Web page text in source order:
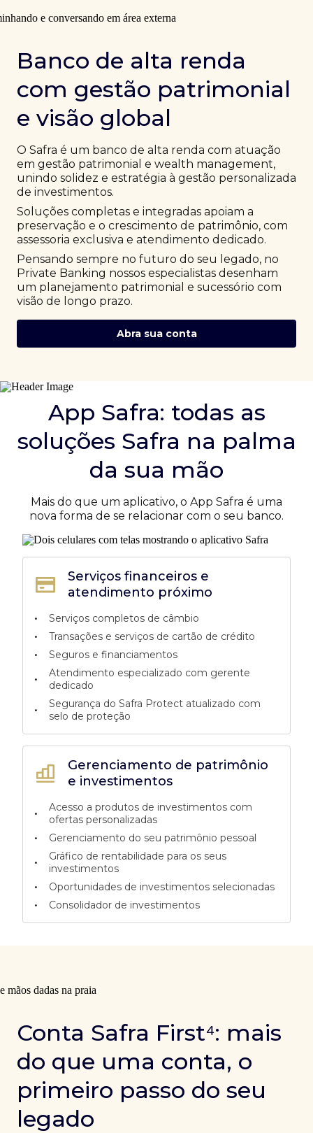
Banco de alta renda
com gestão patrimonial
e visão global
O Safra é um banco de alta renda com atuação
em gestão patrimonial e wealth management,
unindo solidez e estratégia à gestão personalizada
de investimentos.
Soluções completas e integradas apoiam a
preservação e o crescimento de patrimônio, com
assessoria exclusiva e atendimento dedicado.
Pensando sempre no futuro do seu legado, no
Private Banking nossos especialistas desenham
um planejamento patrimonial e sucessório com
visão de longo prazo.
Abra sua conta
App Safra: todas as
soluções Safra na palma
da sua mão
Mais do que um aplicativo, o App Safra é uma
nova forma de se relacionar com o seu banco.
Gerenciamento de patrimônio
e investimentos
•
Acesso a produtos de investimentos com
ofertas personalizadas
• Gerenciamento do seu patrimônio pessoal
•
Gráfico de rentabilidade para os seus
investimentos
• Oportunidades de investimentos selecionadas
• Consolidador de investimentos
Serviços financeiros e
atendimento próximo
•
Serviços completos de câmbio
• Transações e serviços de cartão de crédito
• Seguros e financiamentos
•
Atendimento especializado com gerente
dedicado
•
Segurança do Safra Protect atualizado com
selo de proteção
Conta Safra First⁴: mais
do que uma conta, o
primeiro passo do seu
legado